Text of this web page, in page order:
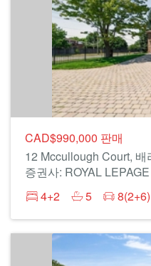
CAD$990,000 판매
12 Mccullough Court, 배
증권사: ROYAL
4+2
5 8(2+6)